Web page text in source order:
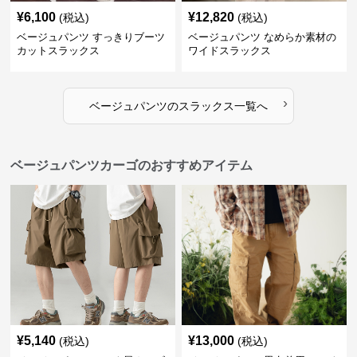
¥6,100 (税込)
ベージュパンツ すっきりブーツ
カットスラックス
¥12,820 (税込)
ベージュパンツ なめらか素材の
ワイドスラックス
ベージュパンツのスラックス一覧へ ›
ベージュパンツカーゴのおすすめアイテム
¥5,140 (税込) ¥13,000 (税込)